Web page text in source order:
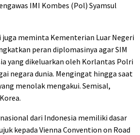
IMI Kombes (Pol) Syamsul
juga meminta Kementerian Luar Negeri
peran diplomasinya agar SIM
yang dikeluarkan oleh Korlantas Polri
negara dunia. Mengingat hingga saat
menolak mengakui. Semisal,
dari Indonesia memiliki dasar
kepada Vienna Convention on Road